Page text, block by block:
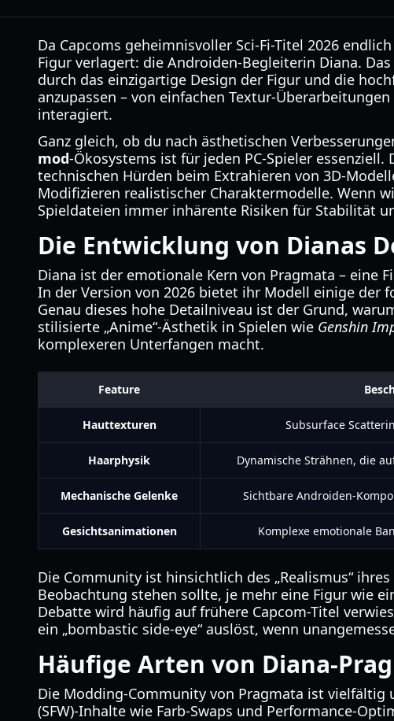
Da Capcoms geheimnisvoller Sci-Fi-Titel 2026
Figur verlagert: die Androiden-Begleiterin Diana.
durch das einzigartige Design der Figur und die
anzupassen – von einfachen Textur-
interagiert.
Ganz gleich, ob du nach ästhetischen
mod-Ökosystems ist für jeden PC-Spieler
technischen Hürden beim Extrahieren von 3D-
Modifizieren realistischer Charaktermodelle. Wenn
Spieldateien immer inhärente Risiken für Stabilität
Die Entwicklung von Dianas
Diana ist der emotionale Kern von Pragmata – eine
In der Version von 2026 bietet ihr Modell einige
Genau dieses hohe Detailniveau ist der Grund,
stilisierte „Anime“-Ästhetik in Spielen wie Genshin
komplexeren Unterfangen macht.
Feature
Hauttexturen Subsurface
Haarphysik Dynamische Strähnen, die
Mechanische Gelenke Sichtbare Androiden-
Gesichtsanimationen Komplexe emotionale
Die Community ist hinsichtlich des „Realismus“
Beobachtung stehen sollte, je mehr eine Figur wie
Debatte wird häufig auf frühere Capcom-Titel
ein „bombastic side-eye“ auslöst, wenn
Häufige Arten von Diana-
Die Modding-Community von Pragmata ist vielfältig
(SFW)-Inhalte wie Farb-Swaps und Performance-